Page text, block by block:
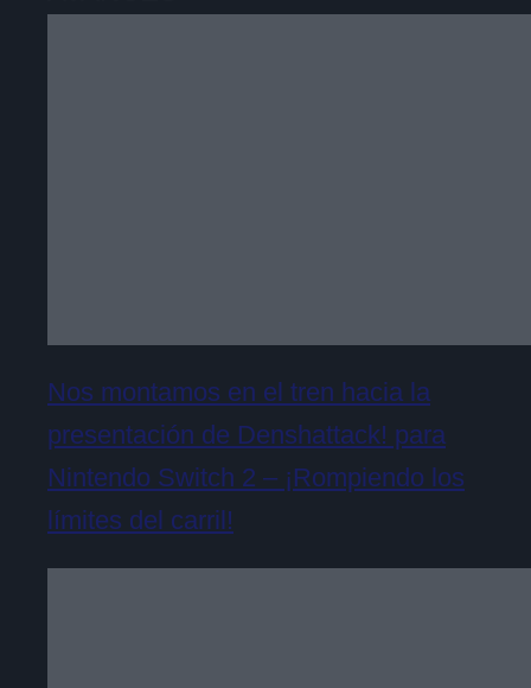
Nos montamos en el tren hacia la
presentación de Denshattack! para
Nintendo Switch 2 – ¡Rompiendo los
límites del carril!